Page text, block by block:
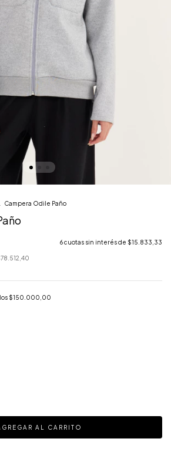
Campera Odile Paño
6cuotas sin interés de $15.833,33
$150.000,00